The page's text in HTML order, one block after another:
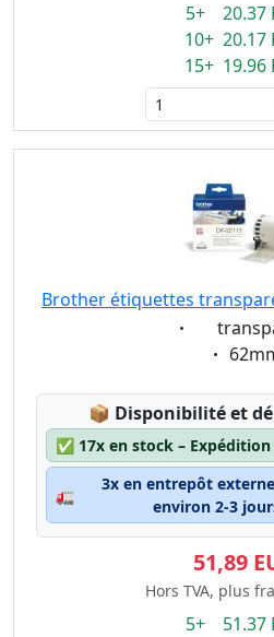
5+ 20.37
10+ 20.17
15+ 19.96
Brother étiquettes
Eigenschaft:
📦 Lagerstatus:
Disponibilité et
✅ 17x en stock –
🚛
3x en entrepôt
environ 2-3
51,89
Hors TVA, plus
5+ 51.37